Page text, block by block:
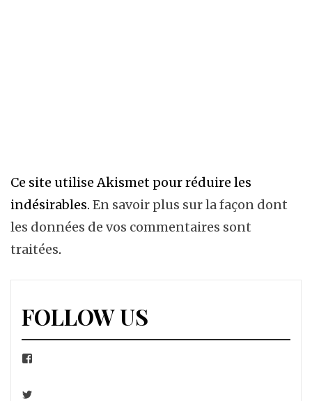
Ce site utilise Akismet pour réduire les
indésirables. En savoir plus sur la façon dont
les données de vos commentaires sont
traitées.
FOLLOW US
Facebook
Twitter